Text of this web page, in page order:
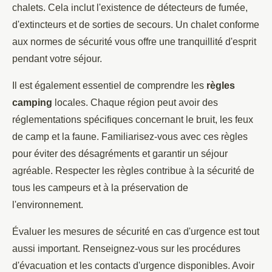
chalets. Cela inclut l'existence de détecteurs de fumée,
d'extincteurs et de sorties de secours. Un chalet conforme
aux normes de sécurité vous offre une tranquillité d'esprit
pendant votre séjour.
Il est également essentiel de comprendre les règles
camping locales. Chaque région peut avoir des
réglementations spécifiques concernant le bruit, les feux
de camp et la faune. Familiarisez-vous avec ces règles
pour éviter des désagréments et garantir un séjour
agréable. Respecter les règles contribue à la sécurité de
tous les campeurs et à la préservation de
l'environnement.
Évaluer les mesures de sécurité en cas d'urgence est tout
aussi important. Renseignez-vous sur les procédures
d'évacuation et les contacts d'urgence disponibles. Avoir